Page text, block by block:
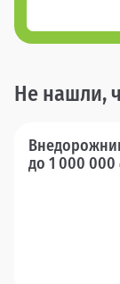
Не нашли,
до 1 000 000